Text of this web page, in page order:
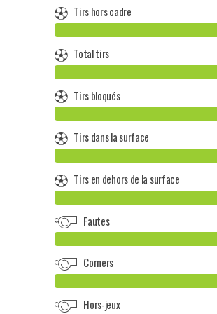
Tirs hors cadre
Total tirs
Tirs bloqués
Tirs dans la surface
Tirs en dehors de la surface
Fautes
Corners
Hors-jeux